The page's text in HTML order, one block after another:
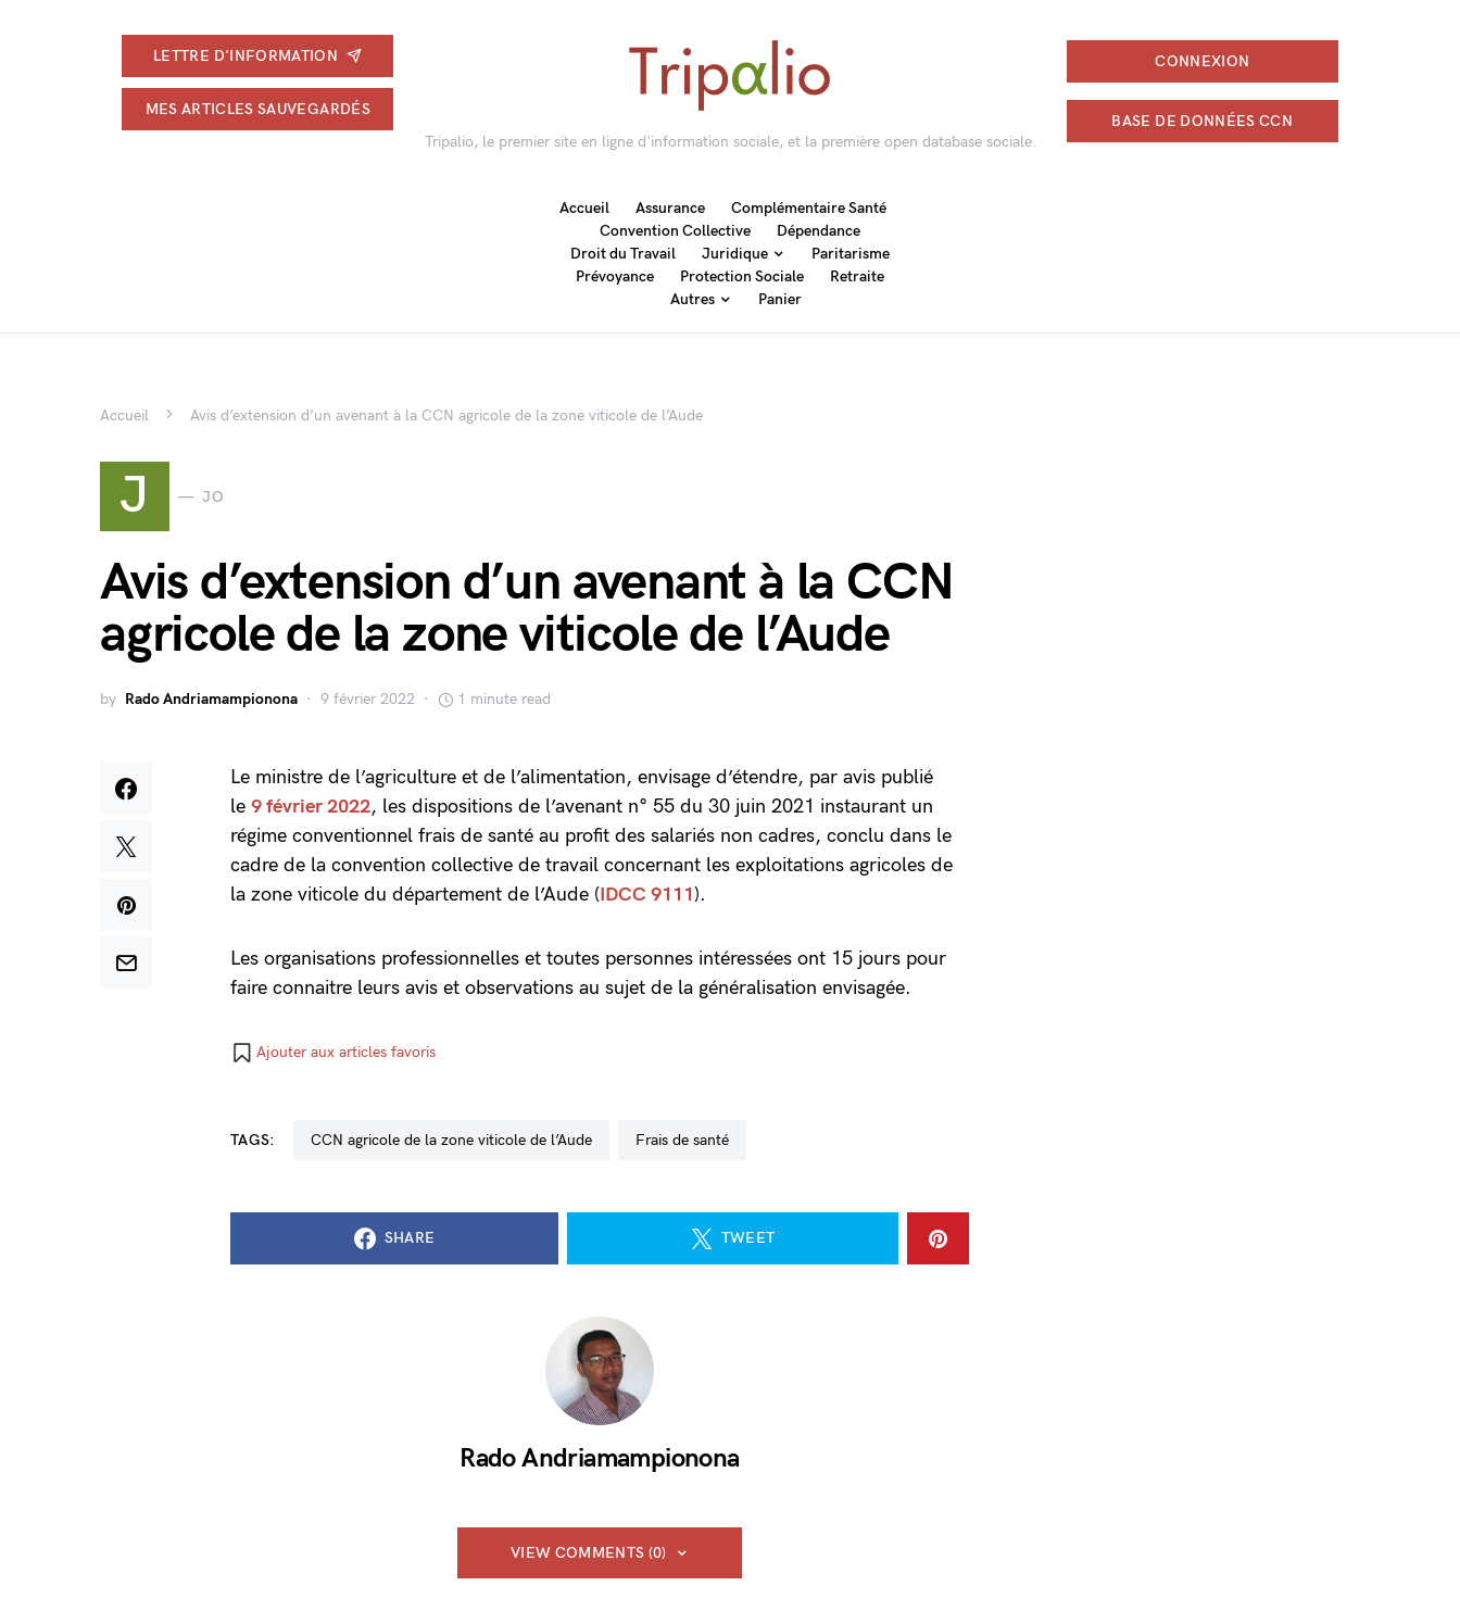
LETTRE D'INFORMATION
MES ARTICLES SAUVEGARDÉS
Tripalio, le premier site en ligne d'information sociale, et la première open database sociale.
CONNEXION
BASE DE DONNÉES CCN
Accueil Assurance
Complémentaire Santé
Convention Collective
Dépendance
Droit du Travail
Juridique
Paritarisme
Prévoyance
Protection Sociale
Retraite
Autres
Panier
Accueil Avis d’extension d’un avenant à la CCN agricole de la zone viticole de l’Aude
J JO
Avis d’extension d’un avenant à la CCN
agricole de la zone viticole de l’Aude
by Rado Andriamampionona 9 février 2022 1 minute read
Le ministre de l’agriculture et de l’alimentation, envisage d’étendre, par avis publié
le 9 février 2022, les dispositions de l’avenant n° 55 du 30 juin 2021 instaurant un
régime conventionnel frais de santé au profit des salariés non cadres, conclu dans le
cadre de la convention collective de travail concernant les exploitations agricoles de
la zone viticole du département de l’Aude (IDCC 9111).
Les organisations professionnelles et toutes personnes intéressées ont 15 jours pour
faire connaitre leurs avis et observations au sujet de la généralisation envisagée.
Ajouter aux articles favoris
TAGS: CCN agricole de la zone viticole de l’Aude frais de santé
SHARE TWEET
Rado Andriamampionona
VIEW COMMENTS (0)